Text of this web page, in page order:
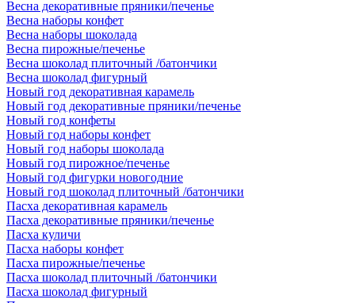
Весна декоративные пряники/печенье
Весна наборы конфет
Весна наборы шоколада
Весна пирожные/печенье
Весна шоколад плиточный /батончики
Весна шоколад фигурный
Новый год декоративная карамель
Новый год декоративные пряники/печенье
Новый год конфеты
Новый год наборы конфет
Новый год наборы шоколада
Новый год пирожное/печенье
Новый год фигурки новогодние
Новый год шоколад плиточный /батончики
Пасха декоративная карамель
Пасха декоративные пряники/печенье
Пасха куличи
Пасха наборы конфет
Пасха пирожные/печенье
Пасха шоколад плиточный /батончики
Пасха шоколад фигурный